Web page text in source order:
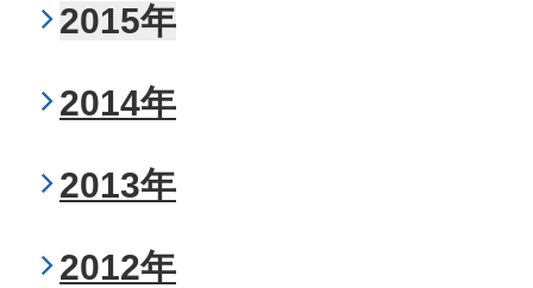
2015年
2014年
2013年
2012年